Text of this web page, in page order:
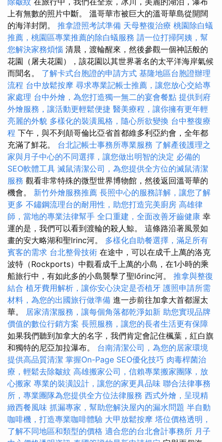
上有無數的照片中斷。 溫哥華市被巨大的溫哥華島從開闊
的海洋封閉。 推拿證照考試準備 天母整復治療 桃園除白蟻
推薦，桃園區專業推薦的除白蟻服務 請一位打掃阿姨，幫
您解決家務煩惱 清晨，渡輪醒來，然後參觀一個神話般的
花園（屠夫花園），該花園以其世界著名的太平洋海岸氣候
而聞名。 了解卡式台胞證的申請方式 基隆地區台胞證辦理
流程 台中放鬆按摩 尋求專業記帳士推薦，讓您放心交給專
家處理 台中外燴，為您打造獨一無二的宴會餐點 提供到府
外燴服務，讓活動更輕鬆便捷 醫美療程，讓你擁有更年輕
亮麗的外貌 多樣化的裝潢風格，隨心所欲變換 台中整復療
程 下午，與不列顛哥倫比亞省首都維多利亞約會，全年都
充滿了鮮花。 台北記帳士事務所專業服務 了解產後護理之
家與月子中心的不同選擇，讓您做出明智的決定 必備的
SEO軟體工具 滅鼠清潔公司，為您提供全方位的滅鼠清潔
服務 觀看非常特殊的微型世界博物館，然後返回溫哥華的
機會。 新竹外燴服務推薦 長照中心的服務詳解，讓您了解
更多 不鏽鋼流理台的耐用性，助您打造完美廚房 高雄律
師，當地的專業法律幫手 全口重建，全面改善牙齒健康 幸
運的是，我們可以看到渡輪的殺人鯨。 這條路沿著風景如
畫的安大略湖和聖lrinc河。 多樣化自助餐選擇，滿足所有
賓客的需求 台北整骨技術 在途中，可以在成千上萬的洛克
波特（Rockports）中觀看成千上萬的小島，在1小時的乘
船旅行中，有如此多的小島襲擊了聖lőrinc河。 推拿與整復
結合 植牙費用解析，讓你安心決定是否植牙 護照申請所需
材料，為您的出國旅行做準備 進一步前往加拿大首都渥太
華。 居家清潔服務，讓每個角落都乾淨如新 助您實現品牌
價值的數位行銷方案 長照服務，讓您的長者生活更有保障
如果我們聽到加拿大的名字，我們肯定會記住楓葉，紅白旗
和獨特的尼亞加拉瀑布。 台南清潔公司，為您的居家環境
提供高品質清潔 掌握On-Page SEO優化技巧 肉毒桿菌治
療，輕鬆去除皺紋 高雄搬家公司，信賴專業搬家團隊，放
心搬家 專業的裝潢設計，讓您的家更具品味 聯合法律事務
所，專業團隊為您提供全方位法律服務 西式外燴，呈現精
緻西餐風味 抓漏專家，幫助您解決屋內的漏水問題 半自動
咖啡機，打造專業咖啡體驗 大甲放鬆按摩 塔位價格透明，
了解不同地區和類型的價格 適合您的台北會計事務所 月子